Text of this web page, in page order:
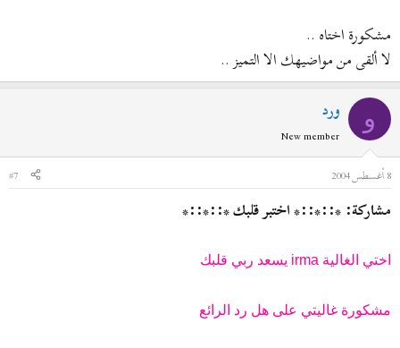
مشكورة اختاه ..
لا ألقى من مواضيهك الا التميز ..
و ورد
New member
8 أغسطس 2004
#7
مشاركة: *::*::* اختبر قلبك *::*::*
اختي الغالية irma يسعد ربي قلبك
مشكورة غاليتي على هل رد الرائع